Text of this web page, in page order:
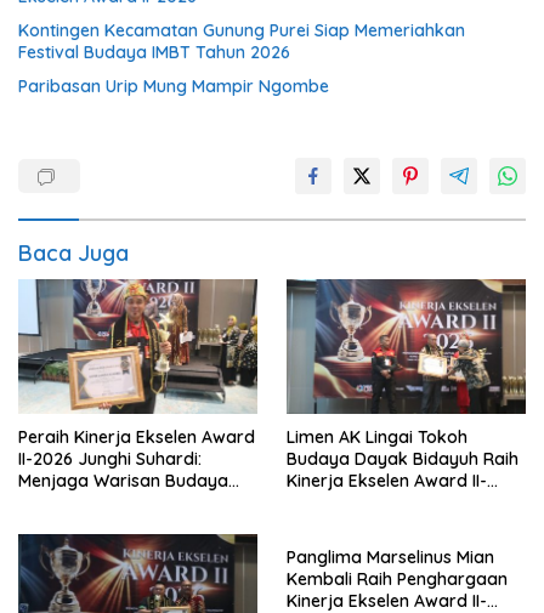
Kontingen Kecamatan Gunung Purei Siap Memeriahkan
Festival Budaya IMBT Tahun 2026
Paribasan Urip Mung Mampir Ngombe
Baca Juga
Peraih Kinerja Ekselen Award
II-2026 Junghi Suhardi:
Menjaga Warisan Budaya
Limen AK Lingai Tokoh
Budaya Dayak Bidayuh Raih
Kinerja Ekselen Award II-
Panglima Marselinus Mian
Kembali Raih Penghargaan
Kinerja Ekselen Award II-